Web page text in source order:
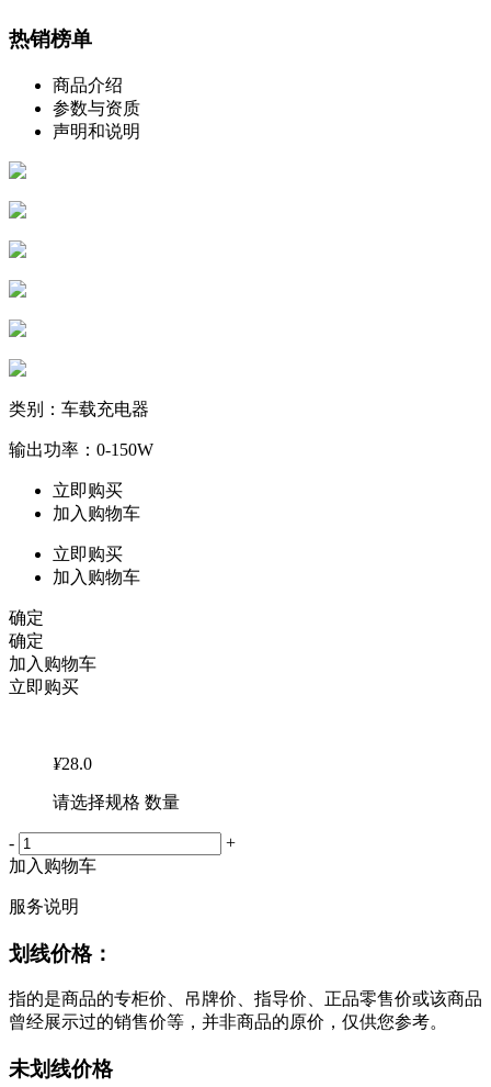
热销榜单
商品介绍
参数与资质
声明和说明
类别：车载充电器
输出功率：0-150W
立即购买
加入购物车
立即购买
加入购物车
确定
确定
加入购物车
立即购买
¥28.0
请选择规格 数量
-
+
加入购物车
服务说明
划线价格：
指的是商品的专柜价、吊牌价、指导价、正品零售价或该商品
曾经展示过的销售价等，并非商品的原价，仅供您参考。
未划线价格